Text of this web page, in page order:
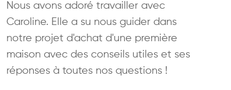
Nous avons adoré travailler avec
Caroline. Elle a su nous guider dans
notre projet d'achat d'une première
maison avec des conseils utiles et ses
réponses à toutes nos questions !